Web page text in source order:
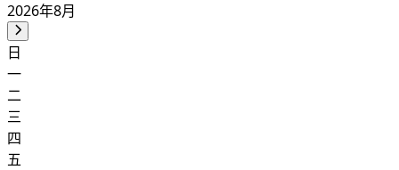
2026年8月
日
一
二
三
四
五